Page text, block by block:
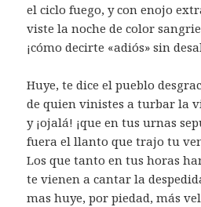
el ciclo fuego, y con enojo
viste la noche de color
¡cómo decirte «adiós» sin
Huye, te dice el pueblo
de quien vinistes a turbar la
y ¡ojalá! ¡que en tus urnas
fuera el llanto que trajo tu
Los que tanto en tus horas
te vienen a cantar la
mas huye, por piedad, más